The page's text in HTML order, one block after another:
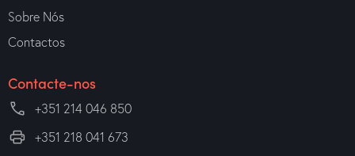
Sobre Nós
Contactos
Contacte-nos
+351 214 046 850
+351 218 041 673